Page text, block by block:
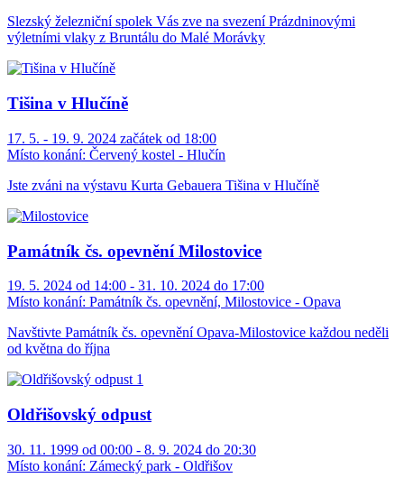
Slezský železniční spolek Vás zve na svezení Prázdninovými
výletními vlaky z Bruntálu do Malé Morávky
Tišina v Hlučíně
17. 5. - 19. 9. 2024 začátek od 18:00
Místo konání: Červený kostel - Hlučín
Jste zváni na výstavu Kurta Gebauera Tišina v Hlučíně
Památník čs. opevnění Milostovice
19. 5. 2024 od 14:00 - 31. 10. 2024 do 17:00
Místo konání: Památník čs. opevnění, Milostovice - Opava
Navštivte Památník čs. opevnění Opava-Milostovice každou neděli
od května do října
Oldřišovský odpust
30. 11. 1999 od 00:00 - 8. 9. 2024 do 20:30
Místo konání: Zámecký park - Oldřišov